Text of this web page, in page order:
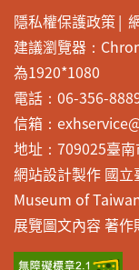
隱私權保護政策
建議瀏覽器：
為1920*1080
電話：06-356-
信箱：
地址：709025臺
網站設計製作 國
Museum of
展覽圖文內容 著